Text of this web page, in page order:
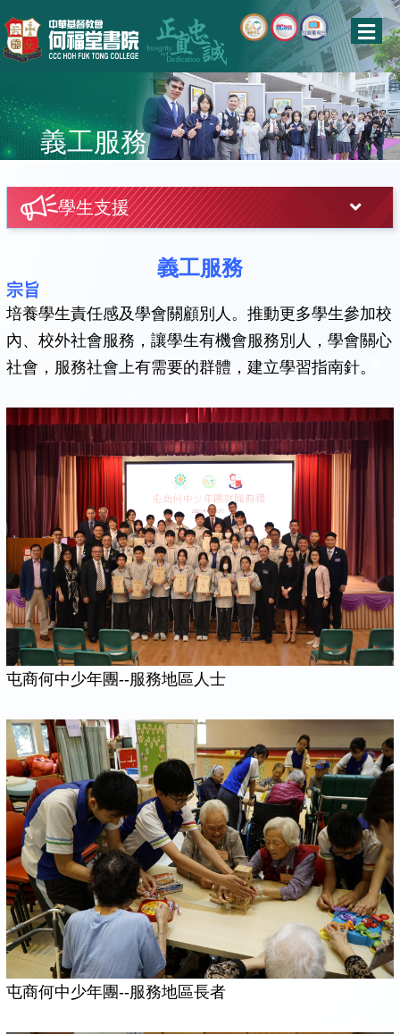
義工服務
學生支援
義工服務
宗旨
培養學生責任感及學會關顧別人。推動更多學生參加校
內、校外社會服務，讓學生有機會服務別人，學會關心
社會，服務社會上有需要的群體，建立學習指南針。
屯商何中少年團--服務地區人士
屯商何中少年團--服務地區長者